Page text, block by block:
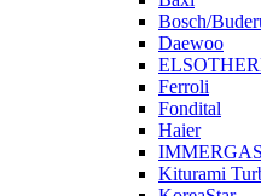
Bosch/
Daewoo
Ferroli
Fondital
Haier
IMMERGAS
Kiturami